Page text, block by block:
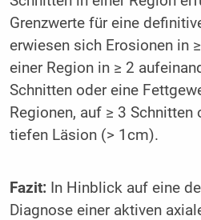
Grenzwerte für eine
erwiesen sich Erosionen in
einer Region in ≥ 2
Schnitten oder eine
Regionen, auf ≥ 3 Schnitten
tiefen Läsion (> 1cm).
Fazit: In Hinblick auf eine
Diagnose einer aktiven